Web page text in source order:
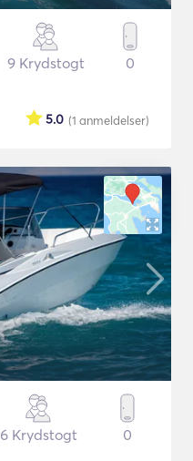
9 Krydstogt 0
(1 anmeldelser)
5.0
6 Krydstogt 0